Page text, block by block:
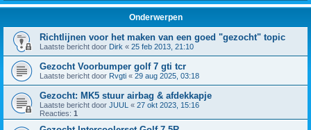
Onderwerpen
Richtlijnen voor het maken van een goed "gezocht" topic
Laatste bericht door Dirk « 25 feb 2013, 21:10
Gezocht Voorbumper golf 7 gti tcr
Laatste bericht door Rvgti « 29 aug 2025, 03:18
Gezocht: MK5 stuur airbag & afdekkapje
Laatste bericht door JUUL « 27 okt 2023, 15:16
Reacties: 1